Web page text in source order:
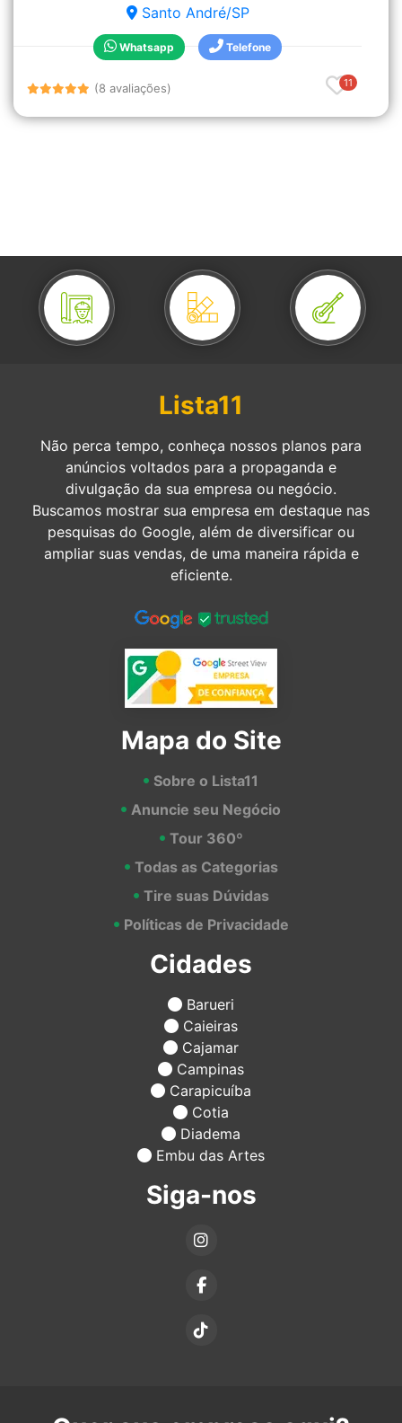
Santo André/SP
Whatsapp Telefone
(8 avaliações) 11
Lista11
Não perca tempo, conheça nossos planos para
anúncios voltados para a propaganda e
divulgação da sua empresa ou negócio.
Buscamos mostrar sua empresa em destaque nas
pesquisas do Google, além de diversificar ou
ampliar suas vendas, de uma maneira rápida e
eficiente.
Mapa do Site
Sobre o Lista11
Anuncie seu Negócio
Tour 360º
Todas as Categorias
Tire suas Dúvidas
Políticas de Privacidade
Cidades
Barueri
Caieiras
Cajamar
Campinas
Carapicuíba
Cotia
Diadema
Embu das Artes
Siga-nos